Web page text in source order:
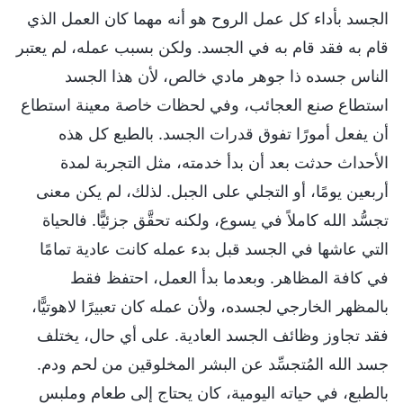
الجسد بأداء كل عمل الروح هو أنه مهما كان العمل الذي
قام به فقد قام به في الجسد. ولكن بسبب عمله، لم يعتبر
الناس جسده ذا جوهر مادي خالص، لأن هذا الجسد
استطاع صنع العجائب، وفي لحظات خاصة معينة استطاع
أن يفعل أمورًا تفوق قدرات الجسد. بالطبع كل هذه
الأحداث حدثت بعد أن بدأ خدمته، مثل التجربة لمدة
أربعين يومًا، أو التجلي على الجبل. لذلك، لم يكن معنى
تجسُّد الله كاملاً في يسوع، ولكنه تحقَّق جزئيًّا. فالحياة
التي عاشها في الجسد قبل بدء عمله كانت عادية تمامًا
في كافة المظاهر. وبعدما بدأ العمل، احتفظ فقط
بالمظهر الخارجي لجسده، ولأن عمله كان تعبيرًا لاهوتيًّا،
فقد تجاوز وظائف الجسد العادية. على أي حال، يختلف
جسد الله المُتجسِّد عن البشر المخلوقين من لحم ودم.
بالطبع، في حياته اليومية، كان يحتاج إلى طعام وملبس